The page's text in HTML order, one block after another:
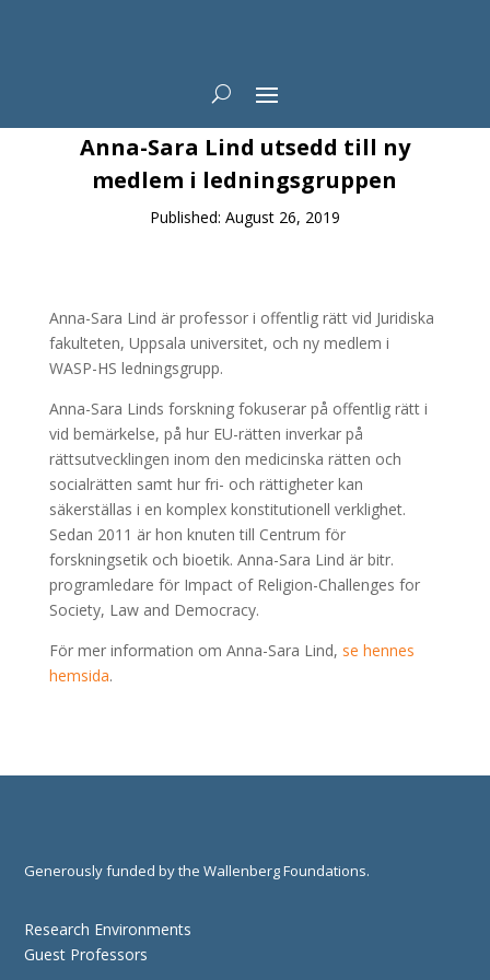
News
Anna-Sara Lind utsedd till ny
medlem i ledningsgruppen
Published: August 26, 2019
Anna-Sara Lind är professor i offentlig rätt vid Juridiska
fakulteten, Uppsala universitet, och ny medlem i
WASP-HS ledningsgrupp.
Anna-Sara Linds forskning fokuserar på offentlig rätt i
vid bemärkelse, på hur EU-rätten inverkar på
rättsutvecklingen inom den medicinska rätten och
socialrätten samt hur fri- och rättigheter kan
säkerställas i en komplex konstitutionell verklighet.
Sedan 2011 är hon knuten till Centrum för
forskningsetik och bioetik. Anna-Sara Lind är bitr.
programledare för Impact of Religion-Challenges for
Society, Law and Democracy.
För mer information om Anna-Sara Lind, se hennes
hemsida.
Generously funded by the Wallenberg Foundations.
Research Environments
Guest Professors